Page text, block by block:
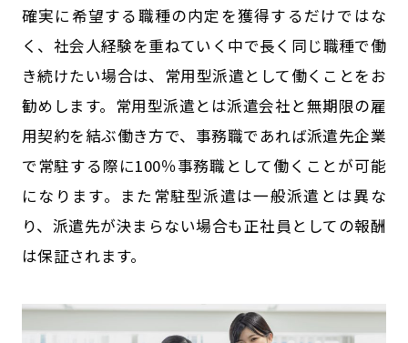
確実に希望する職種の内定を獲得するだけではな
く、社会人経験を重ねていく中で長く同じ職種で働
き続けたい場合は、常用型派遣として働くことをお
勧めします。常用型派遣とは派遣会社と無期限の雇
用契約を結ぶ働き方で、事務職であれば派遣先企業
で常駐する際に100％事務職として働くことが可能
になります。また常駐型派遣は一般派遣とは異な
り、派遣先が決まらない場合も正社員としての報酬
は保証されます。